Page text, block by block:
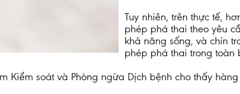
Tuy nhiên, trên thực tế,
phép phá thai theo yêu
khả năng sống, và chín
phép phá thai trong toàn
Kiểm soát và Phòng ngừa Dịch bệnh cho thấy